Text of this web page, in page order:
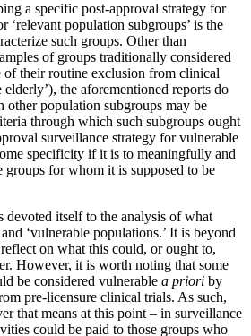
a specific post-approval strategy for
‘relevant population subgroups’ is the
such groups. Other than
of groups traditionally considered
their routine exclusion from clinical
elderly’), the aforementioned reports do
other population subgroups may be
through which such subgroups ought
surveillance strategy for vulnerable
specificity if it is to meaningfully and
groups for whom it is supposed to be
devoted itself to the analysis of what
‘vulnerable populations.’ It is beyond
on what this could, or ought to,
However, it is worth noting that some
be considered vulnerable a priori by
pre-licensure clinical trials. As such,
that means at this point – in surveillance
could be paid to those groups who